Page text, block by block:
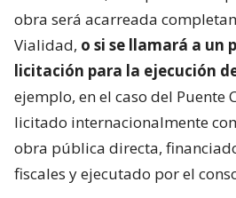
obra será acarreada
Vialidad, o si se llamará a un
licitación para la ejecución
ejemplo, en el caso del Puente
licitado internacionalmente
obra pública directa,
fiscales y ejecutado por el